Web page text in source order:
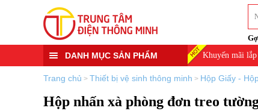
DANH MỤC SẢN PHẨM Khuyến mãi
Trang chủ > Thiết bị vệ sinh thông minh > Hộp Giấy -
Hộp nhấn xà phòng đơn treo